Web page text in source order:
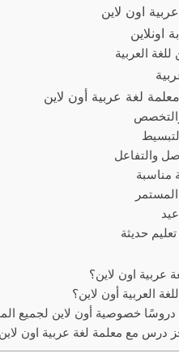
اون لاين
اونلاين
للغة العربية
لغة عربية أون لاين
والتخصص
والتفاعل
مناسبة
المستمر
حديثة
عربية اون لاين؟
العربية أون لاين؟
دروسًا خصوصية أون لاين لجميع
درس مع معلمة لغة عربية اون